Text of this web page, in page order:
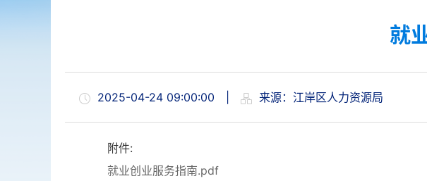
就
2025-04-24 09:00:00 来源：江岸区人力资源局
附件:
就业创业服务指南.pdf